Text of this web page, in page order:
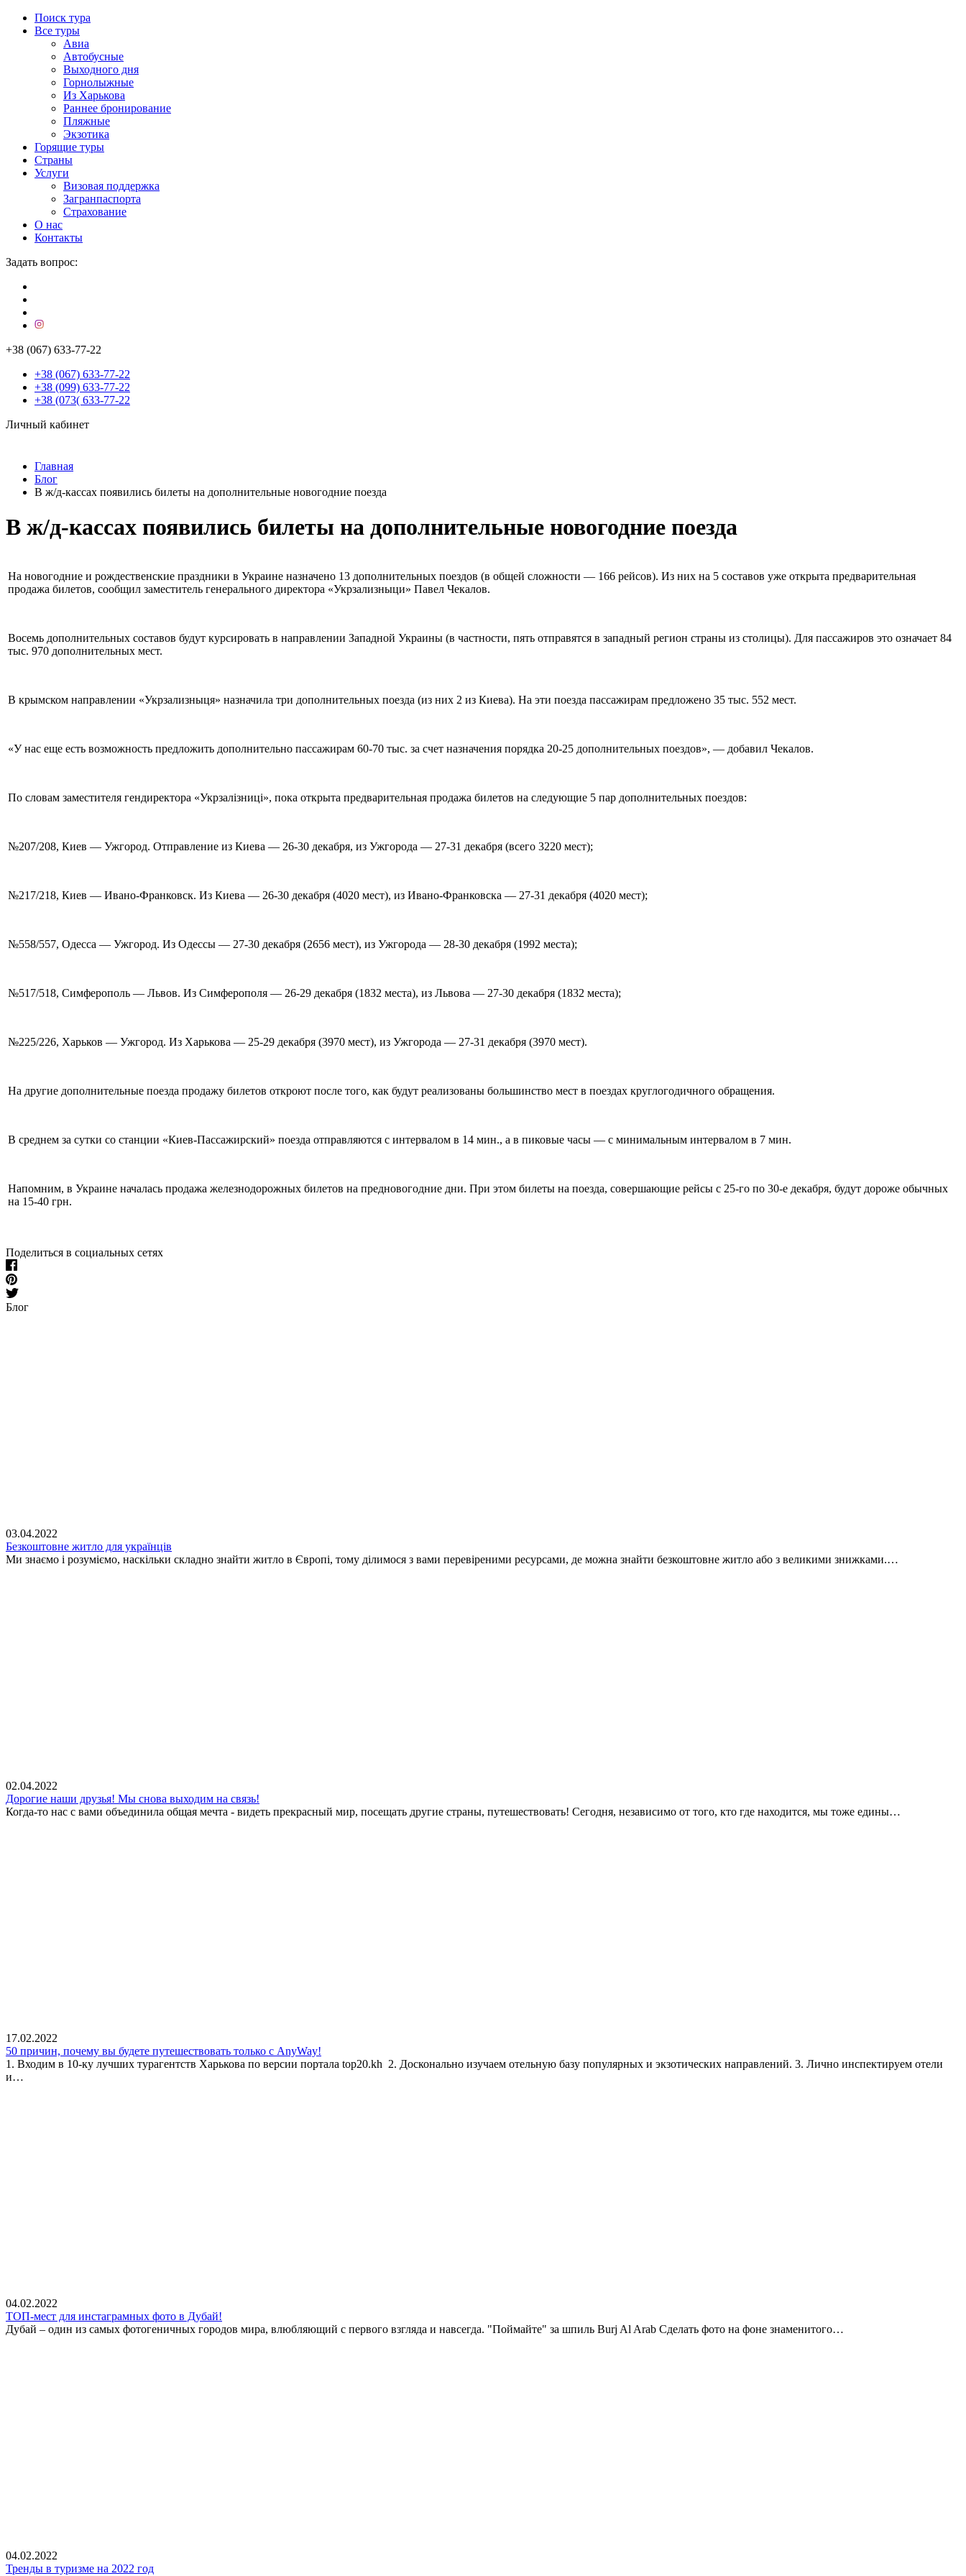
Поиск тура
Все туры
Авиа
Автобусные
Выходного дня
Горнолыжные
Из Харькова
Раннее бронирование
Пляжные
Экзотика
Горящие туры
Страны
Услуги
Визовая поддержка
Загранпаспорта
Страхование
О нас
Контакты
Задать вопрос:
+38 (067) 633-77-22
+38 (067) 633-77-22
+38 (099) 633-77-22
+38 (073( 633-77-22
Личный кабинет
Главная
Блог
В ж/д-кассах появились билеты на дополнительные новогодние поезда
В ж/д-кассах появились билеты на дополнительные новогодние поезда
На новогодние и рождественские праздники в Украине назначено 13 дополнительных поездов (в общей сложности — 166 рейсов). Из них на 5 составов уже открыта предварительная
продажа билетов, сообщил заместитель генерального директора «Укрзализныци» Павел Чекалов.
Восемь дополнительных составов будут курсировать в направлении Западной Украины (в частности, пять отправятся в западный регион страны из столицы). Для пассажиров это означает 84
тыс. 970 дополнительных мест.
В крымском направлении «Укрзализныця» назначила три дополнительных поезда (из них 2 из Киева). На эти поезда пассажирам предложено 35 тыс. 552 мест.
«У нас еще есть возможность предложить дополнительно пассажирам 60-70 тыс. за счет назначения порядка 20-25 дополнительных поездов», — добавил Чекалов.
По словам заместителя гендиректора «Укрзалізниці», пока открыта предварительная продажа билетов на следующие 5 пар дополнительных поездов:
№207/208, Киев — Ужгород. Отправление из Киева — 26-30 декабря, из Ужгорода — 27-31 декабря (всего 3220 мест);
№217/218, Киев — Ивано-Франковск. Из Киева — 26-30 декабря (4020 мест), из Ивано-Франковска — 27-31 декабря (4020 мест);
№558/557, Одесса — Ужгород. Из Одессы — 27-30 декабря (2656 мест), из Ужгорода — 28-30 декабря (1992 места);
№517/518, Симферополь — Львов. Из Симферополя — 26-29 декабря (1832 места), из Львова — 27-30 декабря (1832 места);
№225/226, Харьков — Ужгород. Из Харькова — 25-29 декабря (3970 мест), из Ужгорода — 27-31 декабря (3970 мест).
На другие дополнительные поезда продажу билетов откроют после того, как будут реализованы большинство мест в поездах круглогодичного обращения.
В среднем за сутки со станции «Киев-Пассажирский» поезда отправляются с интервалом в 14 мин., а в пиковые часы — с минимальным интервалом в 7 мин.
Напомним, в Украине началась продажа железнодорожных билетов на предновогодние дни. При этом билеты на поезда, совершающие рейсы с 25-го по 30-е декабря, будут дороже обычных
на 15-40 грн.
Поделиться в социальных сетях
Блог
03.04.2022
Безкоштовне житло для українців
Ми знаємо і розуміємо, наскільки складно знайти житло в Європі, тому ділимося з вами перевіреними ресурсами, де можна знайти безкоштовне житло або з великими знижками.…
02.04.2022
Дорогие наши друзья! Мы снова выходим на связь!
Когда-то нас с вами объединила общая мечта - видеть прекрасный мир, посещать другие страны, путешествовать! Сегодня, независимо от того, кто где находится, мы тоже едины…
17.02.2022
50 причин, почему вы будете путешествовать только с AnyWay!
1. Входим в 10-ку лучших турагентств Харькова по версии портала top20.kh 2. Досконально изучаем отельную базу популярных и экзотических направлений. 3. Лично инспектируем отели
и…
04.02.2022
ТОП-мест для инстаграмных фото в Дубай!
Дубай – один из самых фотогеничных городов мира, влюбляющий с первого взгляда и навсегда. "Поймайте" за шпиль Burj Al Arab Сделать фото на фоне знаменитого…
04.02.2022
Тренды в туризме на 2022 год